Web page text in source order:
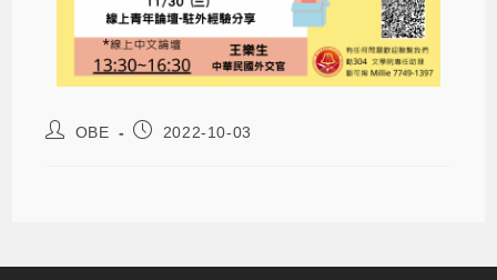
OBE 2022-10-03